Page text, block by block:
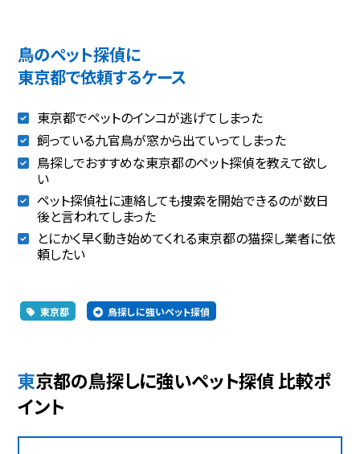
鳥のペット探偵に
東京都で依頼するケース
東京都でペットのインコが逃げてしまった
飼っている九官鳥が窓から出ていってしまった
鳥探しでおすすめな東京都のペット探偵を教えて欲し
い
ペット探偵社に連絡しても捜索を開始できるのが数日
後と言われてしまった
とにかく早く動き始めてくれる東京都の猫探し業者に依
頼したい
東京都 鳥探しに強いペット探偵
東京都の鳥探しに強いペット探偵 比較ポ
イント